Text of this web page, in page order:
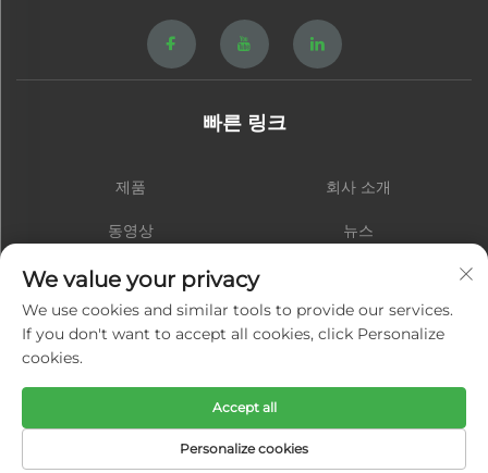
빠른 링크
제품 회사 소개
동영상 뉴스
연락처
리방침
We value your privacy
We use cookies and similar tools to provide our services.
If you don't want to accept all cookies, click Personalize
cookies.
Personalize cookies
Accept all